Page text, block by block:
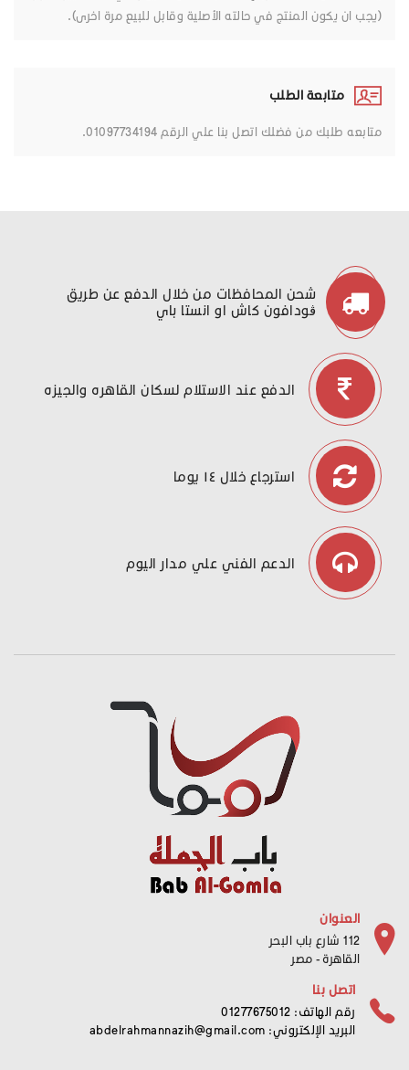
(يجب ان يكون المنتج في حالته الأصلية وقابل للبيع مرة اخرى).
متابعة الطلب
متابعه طلبك من فضلك اتصل بنا علي الرقم 01097734194.
شحن المحافظات من خلال الدفع عن طريق
ڤودافون كاش او انستا باي
الدفع عند الاستلام لسكان القاهره والجيزه
استرجاع خلال ١٤ يوما
الدعم الفني علي مدار اليوم
العنوان
112 شارع باب البحر
القاهرة - مصر
اتصل بنا
رقم الهاتف: 01277675012
البريد الإلكتروني: abdelrahmannazih@gmail.com